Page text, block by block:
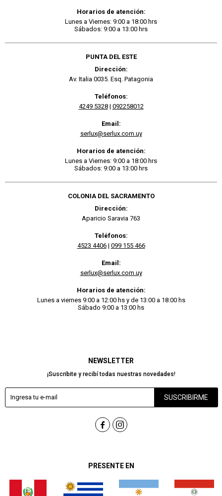
PRESENTE EN
NEWSLETTER
¡Suscribite y recibí todas nuestras novedades!
SUSCRIBIRME
 
Horarios de atención:
Lunes a Viernes: 9:00 a 18:00 hrs
Sábados: 9:00 a 13:00 hrs
PUNTA DEL ESTE
Dirección:
Av. Italia 0035. Esq. Patagonia
Teléfonos:
4249 5328| 092258012
Email:
serlux@serlux.com.uy
Horarios de atención:
Lunes a Viernes: 9:00 a 18:00 hrs
Sábados: 9:00 a 13:00 hrs
COLONIA DEL SACRAMENTO
Dirección:
Aparicio Saravia 763
Teléfonos:
4523 4406| 099 155 466
Email:
serlux@serlux.com.uy
Horarios de atención:
Lunes a viernes 9:00 a 12:00 hs y de 13:00 a 18:00 hs
Sábado 9:00 a 13:00 hs